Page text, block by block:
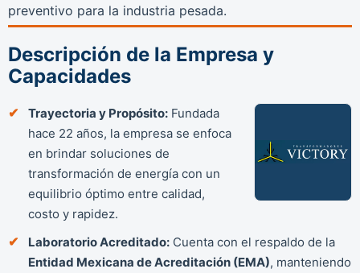
preventivo para la industria pesada.
Descripción de la Empresa y
Capacidades
Trayectoria y Propósito: Fundada
hace 22 años, la empresa se enfoca
en brindar soluciones de
transformación de energía con un
equilibrio óptimo entre calidad,
costo y rapidez.
Laboratorio Acreditado: Cuenta con el respaldo de la
Entidad Mexicana de Acreditación (EMA), manteniendo